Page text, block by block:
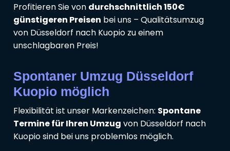
Profitieren Sie von durchschnittlich 150€
günstigeren Preisen bei uns – Qualitätsumzug
von Düsseldorf nach Kuopio zu einem
unschlagbaren Preis!
Spontaner Umzug Düsseldorf
Kuopio möglich
Flexibilität ist unser Markenzeichen: Spontane
Termine für Ihren Umzug von Düsseldorf nach
Kuopio sind bei uns problemlos möglich.